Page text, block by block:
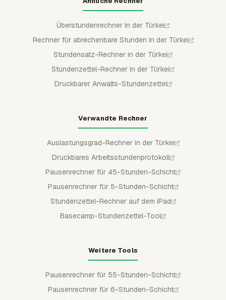
Überstundenrechner in der Türkei
Rechner für abrechenbare Stunden in der Türkei
Stundensatz-Rechner in der Türkei
Stundenzettel-Rechner in der Türkei
Druckbarer Anwalts-Stundenzettel
Verwandte Rechner
Auslastungsgrad-Rechner in der Türkei
Druckbares Arbeitsstundenprotokoll
Pausenrechner für 45-Stunden-Schicht
Pausenrechner für 5-Stunden-Schicht
Stundenzettel-Rechner auf dem iPad
Basecamp-Stundenzettel-Tool
Weitere Tools
Pausenrechner für 55-Stunden-Schicht
Pausenrechner für 6-Stunden-Schicht